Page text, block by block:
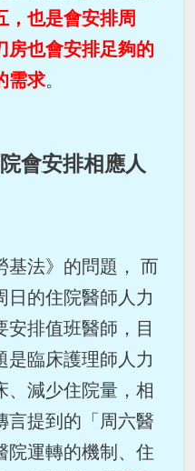
，也是會安排周
房也會安排足夠的
需求。
會安排相應人
基法》的問題， 而
日的住院醫師人力
安排值班醫師，目
是臨床護理師人力
、減少住院量，相
言提到的「周六醫
院運轉的機制、住